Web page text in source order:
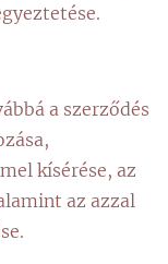
a szerződés
kísérése, az
az azzal